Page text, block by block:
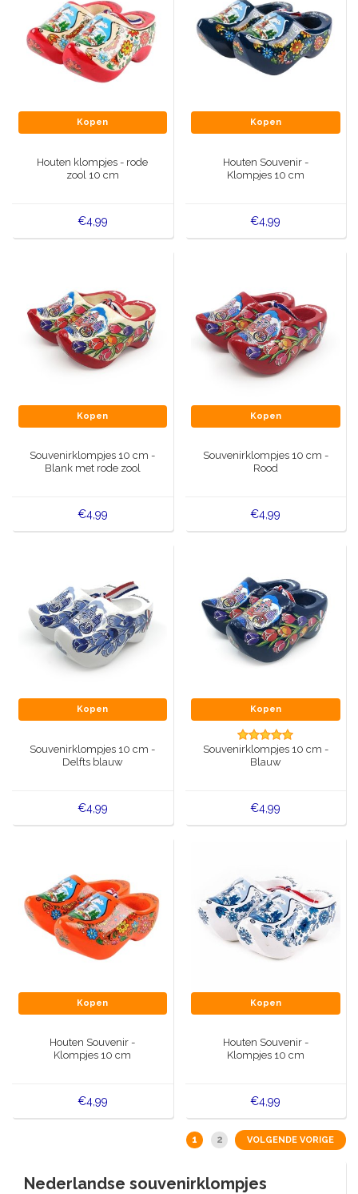
Kopen
Houten klompjes - rode
zool 10 cm
€4,99
Kopen
Houten Souvenir -
Klompjes 10 cm
€4,99
Kopen
Souvenirklompjes 10 cm -
Blank met rode zool
€4,99
Kopen
Souvenirklompjes 10 cm -
Rood
€4,99
Kopen
Souvenirklompjes 10 cm -
Delfts blauw
€4,99
Kopen
Souvenirklompjes 10 cm -
Blauw
€4,99
Kopen
Houten Souvenir -
Klompjes 10 cm
€4,99
Kopen
Houten Souvenir -
Klompjes 10 cm
€4,99
1 2 VOLGENDE VORIGE
Nederlandse souvenirklompjes